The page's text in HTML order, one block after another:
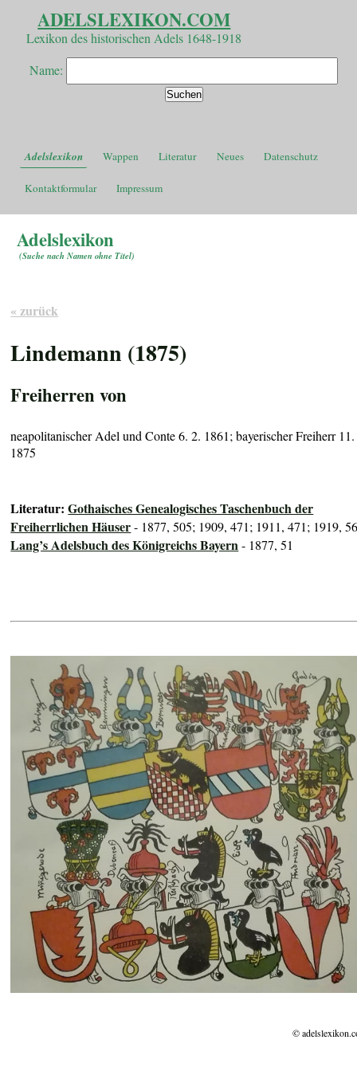
ADELSLEXIKON.COM
Lexikon des historischen Adels 1648-1918
Name:
Adelslexikon Wappen Literatur Neues Datenschutz
Kontaktformular Impressum
Adelslexikon
(Suche nach Namen ohne Titel)
« zurück
Lindemann (1875)
Freiherren von
neapolitanischer Adel und Conte 6. 2. 1861; bayerischer Freiherr
1875
Literatur:Gothaisches Genealogisches Taschenbuch der
Freiherrlichen Häuser- 1877, 505; 1909, 471; 1911, 471; 1919,
Lang’s Adelsbuch des Königreichs Bayern- 1877, 51
©